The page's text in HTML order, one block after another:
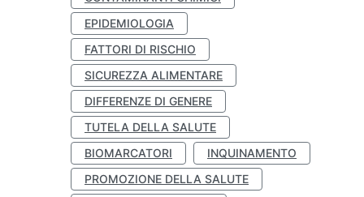
EPIDEMIOLOGIA
FATTORI DI RISCHIO
SICUREZZA ALIMENTARE
DIFFERENZE DI GENERE
TUTELA DELLA SALUTE
BIOMARCATORI
INQUINAMENTO
PROMOZIONE DELLA SALUTE